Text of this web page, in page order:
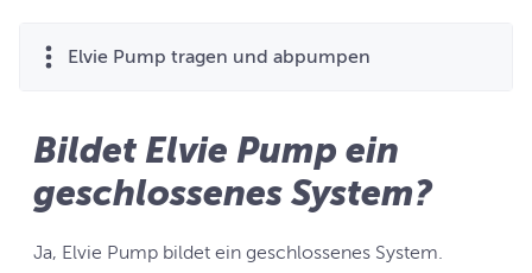
Elvie Pump tragen und abpumpen
Bildet Elvie Pump ein
geschlossenes System?
Ja, Elvie Pump bildet ein geschlossenes System.